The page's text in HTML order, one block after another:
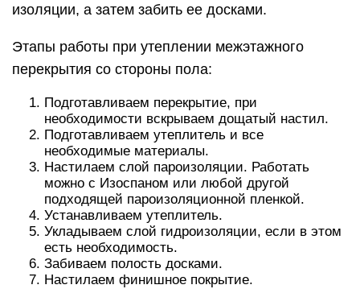
изоляции, а затем забить ее досками.
Этапы работы при утеплении межэтажного
перекрытия со стороны пола:
Подготавливаем перекрытие, при
необходимости вскрываем дощатый настил.
Подготавливаем утеплитель и все
необходимые материалы.
Настилаем слой пароизоляции. Работать
можно с Изоспаном или любой другой
подходящей пароизоляционной пленкой.
Устанавливаем утеплитель.
Укладываем слой гидроизоляции, если в этом
есть необходимость.
Забиваем полость досками.
Настилаем финишное покрытие.